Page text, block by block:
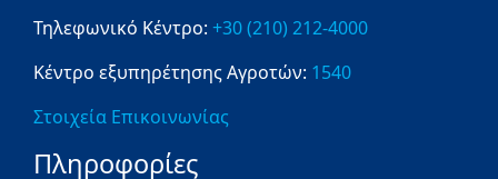
Τηλεφωνικό Κέντρο: +30 (210) 212-4000
Κέντρο εξυπηρέτησης Αγροτών: 1540
Στοιχεία Επικοινωνίας
Πληροφορίες